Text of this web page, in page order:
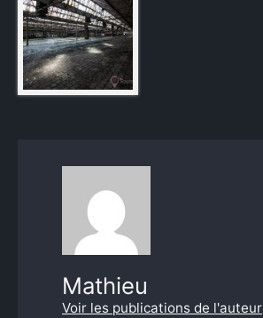
Mathieu
Voir les publications de l'auteur